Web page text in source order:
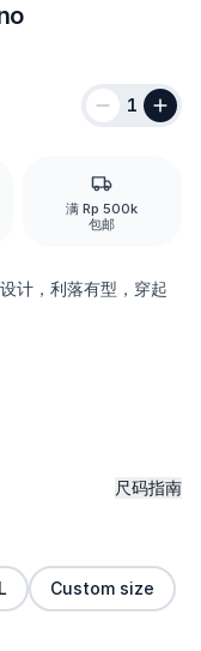
1
满 Rp 500k
包邮
计，利落有型，穿起
尺码指南
Custom size